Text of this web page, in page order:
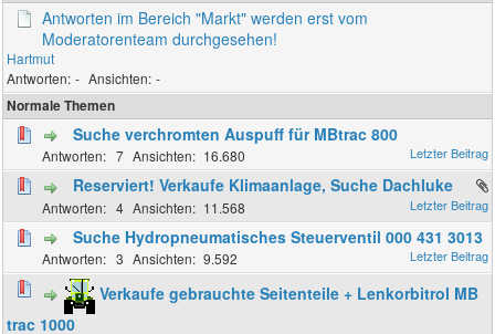
Antworten im Bereich "Markt" werden erst vom
Moderatorenteam durchgesehen!
Hartmut
-
-
Normale Themen
Suche verchromten Auspuff für MBtrac 800
7 16.680
Reserviert! Verkaufe Klimaanlage, Suche Dachluke
4 11.568
Suche Hydropneumatisches Steuerventil 000 431 3013
3 9.592
Verkaufe gebrauchte Seitenteile + Lenkorbitrol MB
trac 1000